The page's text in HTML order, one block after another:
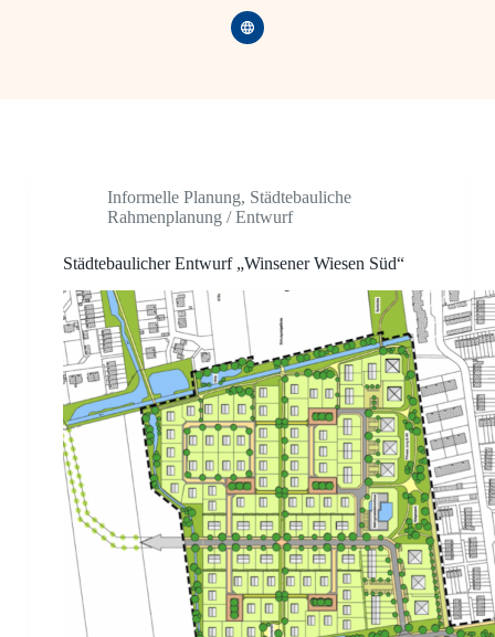
Informelle Planung, Städtebauliche
Rahmenplanung / Entwurf
Städtebaulicher Entwurf „Winsener Wiesen Süd“